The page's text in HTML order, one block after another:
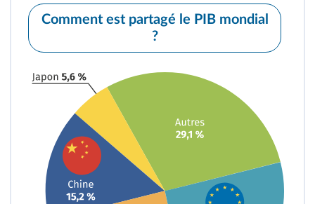
Comment est partagé le PIB mondial
?